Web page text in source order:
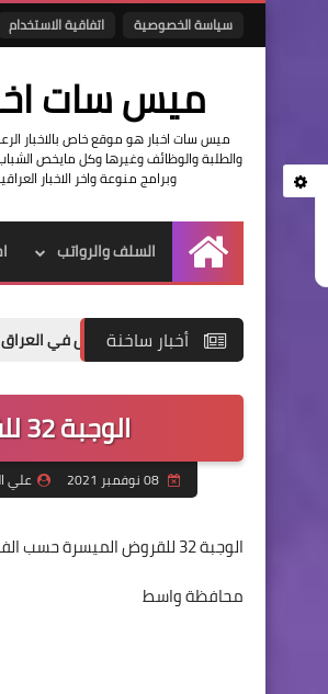
سياسة الخصوصية اتفاقية الاستخدام
ميس سات
ميس سات اخبار هو موقع خاص بالاخبار
والطلبة والوظائف وغيرها وكل مايخص
وبرامج منوعة واخر الاخبار
الرئيسية
السلف والرواتب
أخبار ساخنة
الوجبة 32 للقروض الميسرة حسب الفرز الالكتروني محافظة واسط
علي
الوجبة 32 للقروض الميسرة حسب الفرز الالكتروني
محافظة واسط